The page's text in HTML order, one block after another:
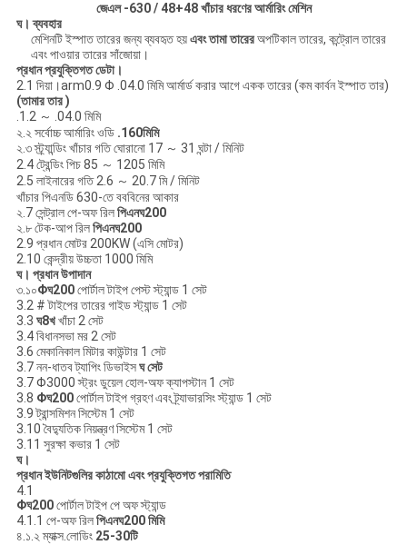
জেএল -630 / 48+48খাঁচার ধরণের আর্মারিং মেশিন
ঘ।ব্যবহার
মেশিনটি ইস্পাত তারের জন্য ব্যবহৃত হয়এবং তামা তারেরঅপটিকাল তারের, কন্ট্রোল তারের
এবং পাওয়ার তারের সাঁজোয়া।
প্রধান প্রযুক্তিগত ডেটা।
2.1 দিয়া।arm0.9 Φ .04.0 মিমি আর্মার্ড করার আগে একক তারের (কম কার্বন ইস্পাত তার)
(তামার তার )
.1.2 ～ .04.0 মিমি
২.২ সর্বোচ্চ আর্মারিং ওডি .1 60মিমি
২.৩ স্ট্র্যান্ডিং খাঁচার গতি ঘোরানো 17 ～ 31 ঘন্টা / মিনিট
2.4 ট্রেন্ডিং পিচ 85 ～ 1205 মিমি
2.5 লাইনারের গতি 2.6 ～ 20.7 মি / মিনিট
খাঁচার পিএনডি 630-তে বববিনের আকার
২.7 সেন্ট্রাল পে-অফ রিলপিএনঘ200
২.৮ টেক-আপ রিলপিএনঘ200
2.9 প্রধান মোটর 200KW (এসি মোটর)
2.10 কেন্দ্রীয় উচ্চতা 1000 মিমি
ঘ। প্রধান উপাদান
৩.১০Φঘ200পোর্টাল টাইপ পেস্ট স্ট্যান্ড 1 সেট
3.2 # টাইপের তারের গাইড স্ট্যান্ড 1 সেট
3.3 ঘ8খখাঁচা 2 সেট
3.4 বিধানসভা মর 2 সেট
3.6 মেকানিকাল মিটার কাউন্টার 1 সেট
3.7 নন-ধাতব ট্যাপিং ডিভাইসঘসেট
3.7 Φ3000 স্ট্রং ডুয়েল হোল-অফ ক্যাপস্টান 1 সেট
3.8 Φঘ200পোর্টাল টাইপ গ্রহণ এবং ট্র্যাভারসিং স্ট্যান্ড 1 সেট
3.9 ট্রান্সমিশন সিস্টেম 1 সেট
3.10 বৈদ্যুতিক নিয়ন্ত্রণ সিস্টেম 1 সেট
3.11 সুরক্ষা কভার 1 সেট
ঘ।
প্রধান ইউনিটগুলির কাঠামো এবং প্রযুক্তিগত পরামিতি
4.1
Φঘ200পোর্টাল টাইপ পে অফ স্ট্যান্ড
4.1.1 পে-অফ রিলপিএনঘ200 মিমি
৪.১.২ ম্যাক্স.লোডিং 25-30টি